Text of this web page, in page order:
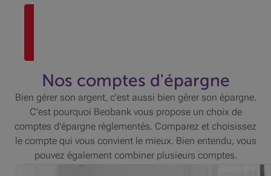
Nos comptes d'épargne
Bien gérer son argent, c'est aussi bien gérer son épargne.
C'est pourquoi Beobank vous propose un choix de
comptes d'épargne réglementés. Comparez et choisissez
le compte qui vous convient le mieux. Bien entendu, vous
pouvez également combiner plusieurs comptes.